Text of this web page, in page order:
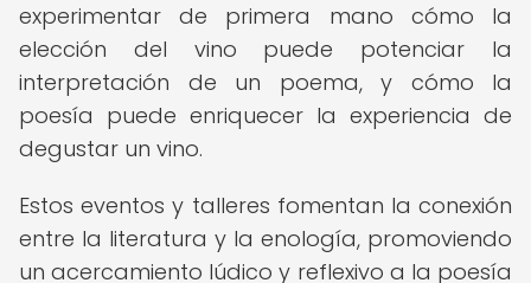
experimentar de primera mano cómo la
elección del vino puede potenciar la
interpretación de un poema, y cómo la
poesía puede enriquecer la experiencia de
degustar un vino.
Estos eventos y talleres fomentan la conexión
entre la literatura y la enología, promoviendo
un acercamiento lúdico y reflexivo a la poesía